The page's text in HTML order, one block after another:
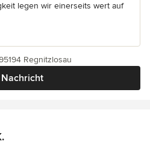
legen wir einerseits wert auf
Nachricht
Regnitzlosau